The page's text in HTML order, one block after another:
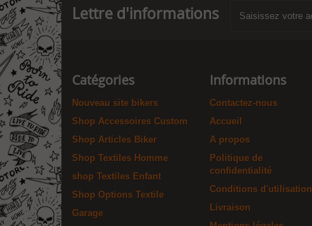
Lettre d'informations
Catégories
Nouveau site bikers
Shop Accessoires Custom
Shop Articles Biker
Shop Textiles Homme
shop Textiles Enfant
Shop Options Textile
Garage
Informations
Contactez-nous
Accueil
A propos
Politique de
confidentialité
Conditions d'utilisation
Livraison